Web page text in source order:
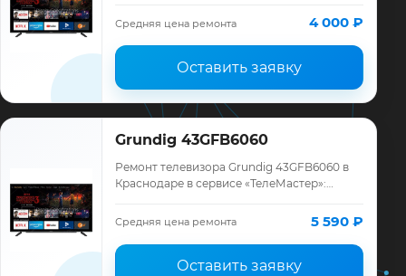
ремонта, запчасти и гарантия до 12
месяцев.
Средняя цена ремонта 4 000 ₽
Оставить заявку
Grundig 43GFB6060
Ремонт телевизора Grundig 43GFB6060 в
Краснодаре в сервисе «ТелеМастер»:
ремонта, запчасти и гарантия до 12
Средняя цена ремонта 5 590 ₽
Оставить заявку